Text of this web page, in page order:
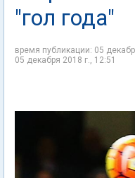
"гол года"
время публикации: 05
05 декабря 2018 г., 12:51